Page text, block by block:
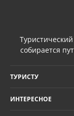
собирается
ТУРИСТУ
ИНТЕРЕСНОЕ